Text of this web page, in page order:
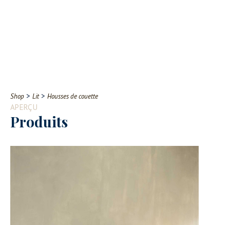
Contact
Shop > Lit> Housses de couette
APERÇU
Produits